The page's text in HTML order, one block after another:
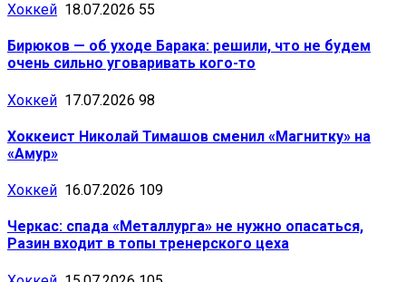
Хоккей 18.07.2026 55
Бирюков — об уходе Барака: решили, что не будем
очень сильно уговаривать кого-то
Хоккей 17.07.2026 98
Хоккеист Николай Тимашов сменил «Магнитку» на
«Амур»
Хоккей 16.07.2026 109
Черкас: спада «Металлурга» не нужно опасаться,
Разин входит в топы тренерского цеха